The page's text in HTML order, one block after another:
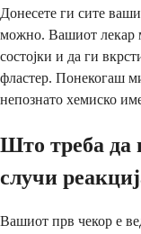
Донесете ги сите
можно. Вашиот лекар
состојки и да ги
фластер. Понекогаш
непознато хемиско
Што треба да
случи
Вашиот прв чекор е